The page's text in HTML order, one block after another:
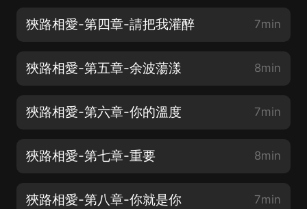
狹路相愛-第四章-請把我灌醉 7min
狹路相愛-第五章-余波蕩漾 8min
狹路相愛-第六章-你的溫度 7min
狹路相愛-第七章-重要 8min
狹路相愛-第八章-你就是你 7min